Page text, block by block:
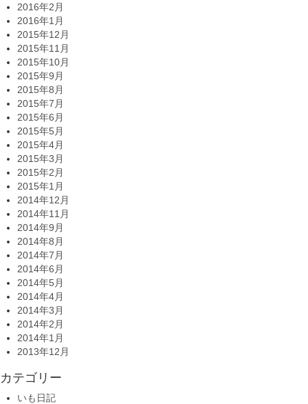
2016年2月
2016年1月
2015年12月
2015年11月
2015年10月
2015年9月
2015年8月
2015年7月
2015年6月
2015年5月
2015年4月
2015年3月
2015年2月
2015年1月
2014年12月
2014年11月
2014年9月
2014年8月
2014年7月
2014年6月
2014年5月
2014年4月
2014年3月
2014年2月
2014年1月
2013年12月
カテゴリー
いも日記